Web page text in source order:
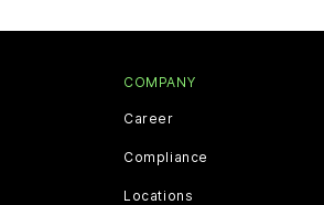
COMPANY
Career
Compliance
Locations